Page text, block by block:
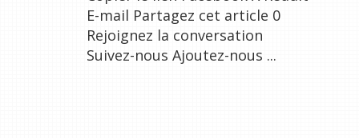
E-mail Partagez cet article 0
Rejoignez la conversation
Suivez-nous Ajoutez-nous ...